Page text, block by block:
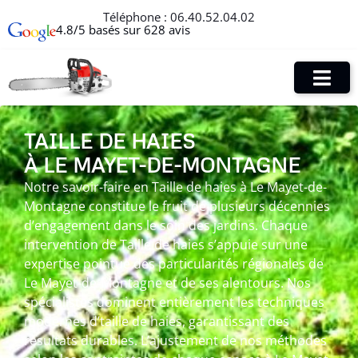
Téléphone : 06.40.52.04.02
4.8/5 basés sur 628 avis
TAILLE DE HAIES
À LE MAYET-DE-MONTAGNE
Notre savoir-faire en Taille de haies à Le Mayet-de-
Montagne constitue le fruit de plusieurs décennies
d’engagement dans le soin des jardins. Chaque
intervention de Taille de haies s’appuie sur une
expertise pointue des particularités régionales de
Le Mayet-de-Montagne et de ses alentours. Nos
spécialistes dominent entièrement les techniques
modernes d’taille de haies, garantissant des
résultats durables. L’ajustement de nos méthodes